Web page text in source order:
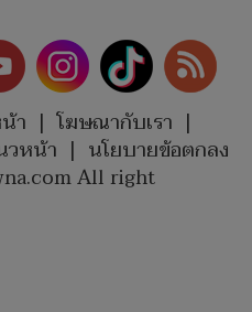
า | โฆษณากับเรา |
หน้า | นโยบายข้อตกลง
All right